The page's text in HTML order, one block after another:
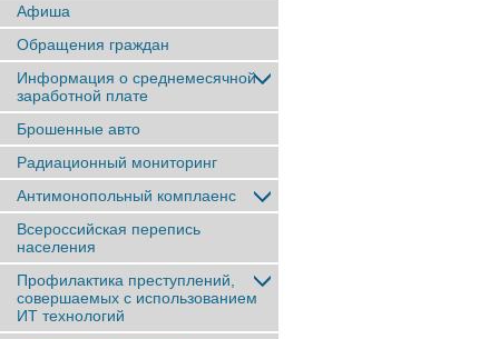
Афиша
Обращения граждан
Информация о среднемесячной
заработной плате
Брошенные авто
Радиационный мониторинг
Антимонопольный комплаенс
Всероссийская перепись
населения
Профилактика преступлений,
совершаемых с использованием
ИТ технологий